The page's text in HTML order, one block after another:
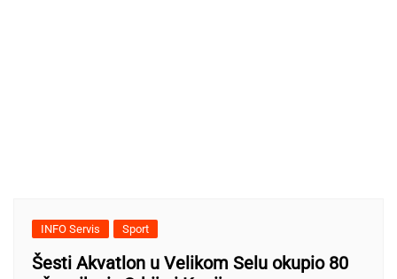
INFO Servis Sport
Šesti Akvatlon u Velikom Selu okupio 80